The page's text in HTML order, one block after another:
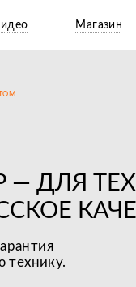
Магазин
— ДЛЯ
технику.